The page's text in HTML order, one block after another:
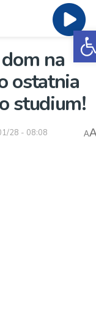
na
ostatnia
studium!
28 - 08:08 A